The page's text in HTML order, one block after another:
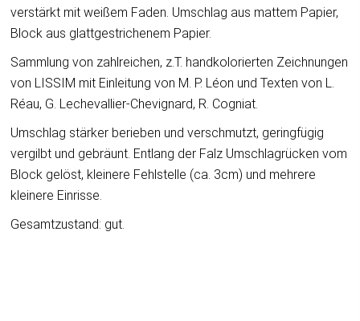
verstärkt mit weißem Faden. Umschlag aus mattem Papier,
Block aus glattgestrichenem Papier.
Sammlung von zahlreichen, z.T. handkolorierten Zeichnungen
von LISSIM mit Einleitung von M. P. Léon und Texten von L.
Réau, G. Lechevallier-Chevignard, R. Cogniat.
Umschlag stärker berieben und verschmutzt, geringfügig
vergilbt und gebräunt. Entlang der Falz Umschlagrücken vom
Block gelöst, kleinere Fehlstelle (ca. 3cm) und mehrere
kleinere Einrisse.
Gesamtzustand: gut.